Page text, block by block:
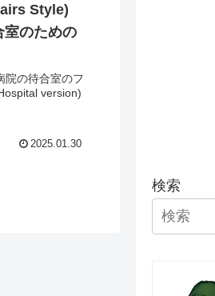
Style)
室のための
院の待合室のフ
version)
2025.01.30
検索